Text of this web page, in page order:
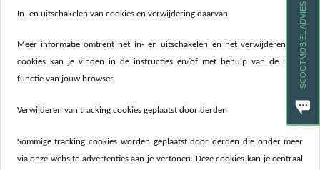
SCOOTMOBIEL ADVIES
In- en uitschakelen van cookies en verwijdering daarvan
Meer informatie omtrent het in- en uitschakelen en het verwijderen van
cookies kan je vinden in de instructies en/of met behulp van de Help-
functie van jouw browser.
Verwijderen van tracking cookies geplaatst door derden
Sommige tracking cookies worden geplaatst door derden die onder meer
via onze website advertenties aan je vertonen. Deze cookies kan je centraal